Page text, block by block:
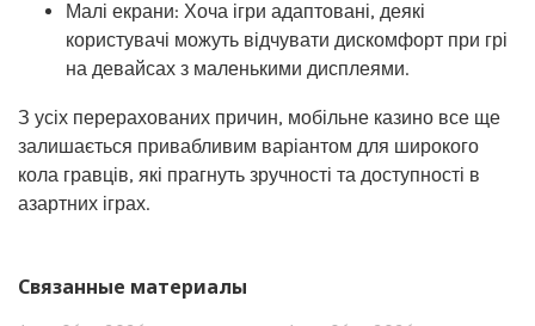
Малі екрани: Хоча ігри адаптовані, деякі
користувачі можуть відчувати дискомфорт при грі
на девайсах з маленькими дисплеями.
З усіх перерахованих причин, мобільне казино все ще
залишається привабливим варіантом для широкого
кола гравців, які прагнуть зручності та доступності в
азартних іграх.
Связанные материалы